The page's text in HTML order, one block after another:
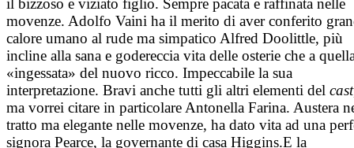
il bizzoso e viziato figlio. Sempre pacata e raffinata nelle
movenze. Adolfo Vaini ha il merito di aver conferito
calore umano al rude ma simpatico Alfred Doolittle, più
incline alla sana e godereccia vita delle osterie che a
«ingessata» del nuovo ricco. Impeccabile la sua
interpretazione. Bravi anche tutti gli altri elementi del cast
ma vorrei citare in particolare Antonella Farina. Austera
tratto ma elegante nelle movenze, ha dato vita ad una
signora Pearce, la governante di casa Higgins.E la